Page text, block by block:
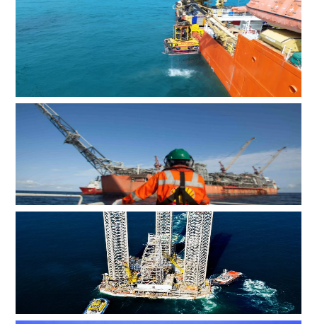
辉固深水ROV服务助力印度海上钻井作业
MOL Group斥资7.2亿美元收购壳牌旗下塞浦路斯子公司